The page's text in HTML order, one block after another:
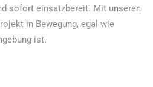
sofort einsatzbereit. Mit unseren
in Bewegung, egal wie
ist.